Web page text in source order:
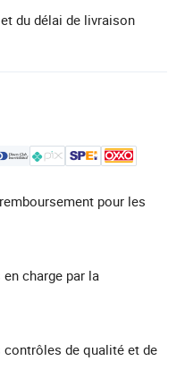
du délai de livraison
pour les
charge par la
de qualité et de